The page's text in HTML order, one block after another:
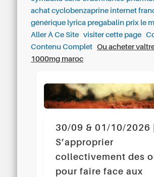
achat cyclobenzaprine internet
générique lyrica pregabalin prix le
Aller À Ce Site
visiter cette page
Contenu Complet
Ou acheter
1000mg maroc
30/09 & 01/10/2026 |
S’approprier
collectivement des
pour faire face aux